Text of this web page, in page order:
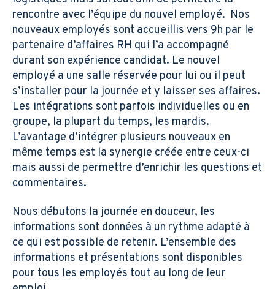
rencontre avec l’équipe du nouvel employé. Nos
nouveaux employés sont accueillis vers 9h par le
partenaire d’affaires RH qui l’a accompagné
durant son expérience candidat. Le nouvel
employé a une salle réservée pour lui ou il peut
s’installer pour la journée et y laisser ses affaires.
Les intégrations sont parfois individuelles ou en
groupe, la plupart du temps, les mardis.
L’avantage d’intégrer plusieurs nouveaux en
même temps est la synergie créée entre ceux-ci
mais aussi de permettre d’enrichir les questions et
commentaires.
Nous débutons la journée en douceur, les
informations sont données à un rythme adapté à
ce qui est possible de retenir. L’ensemble des
informations et présentations sont disponibles
pour tous les employés tout au long de leur